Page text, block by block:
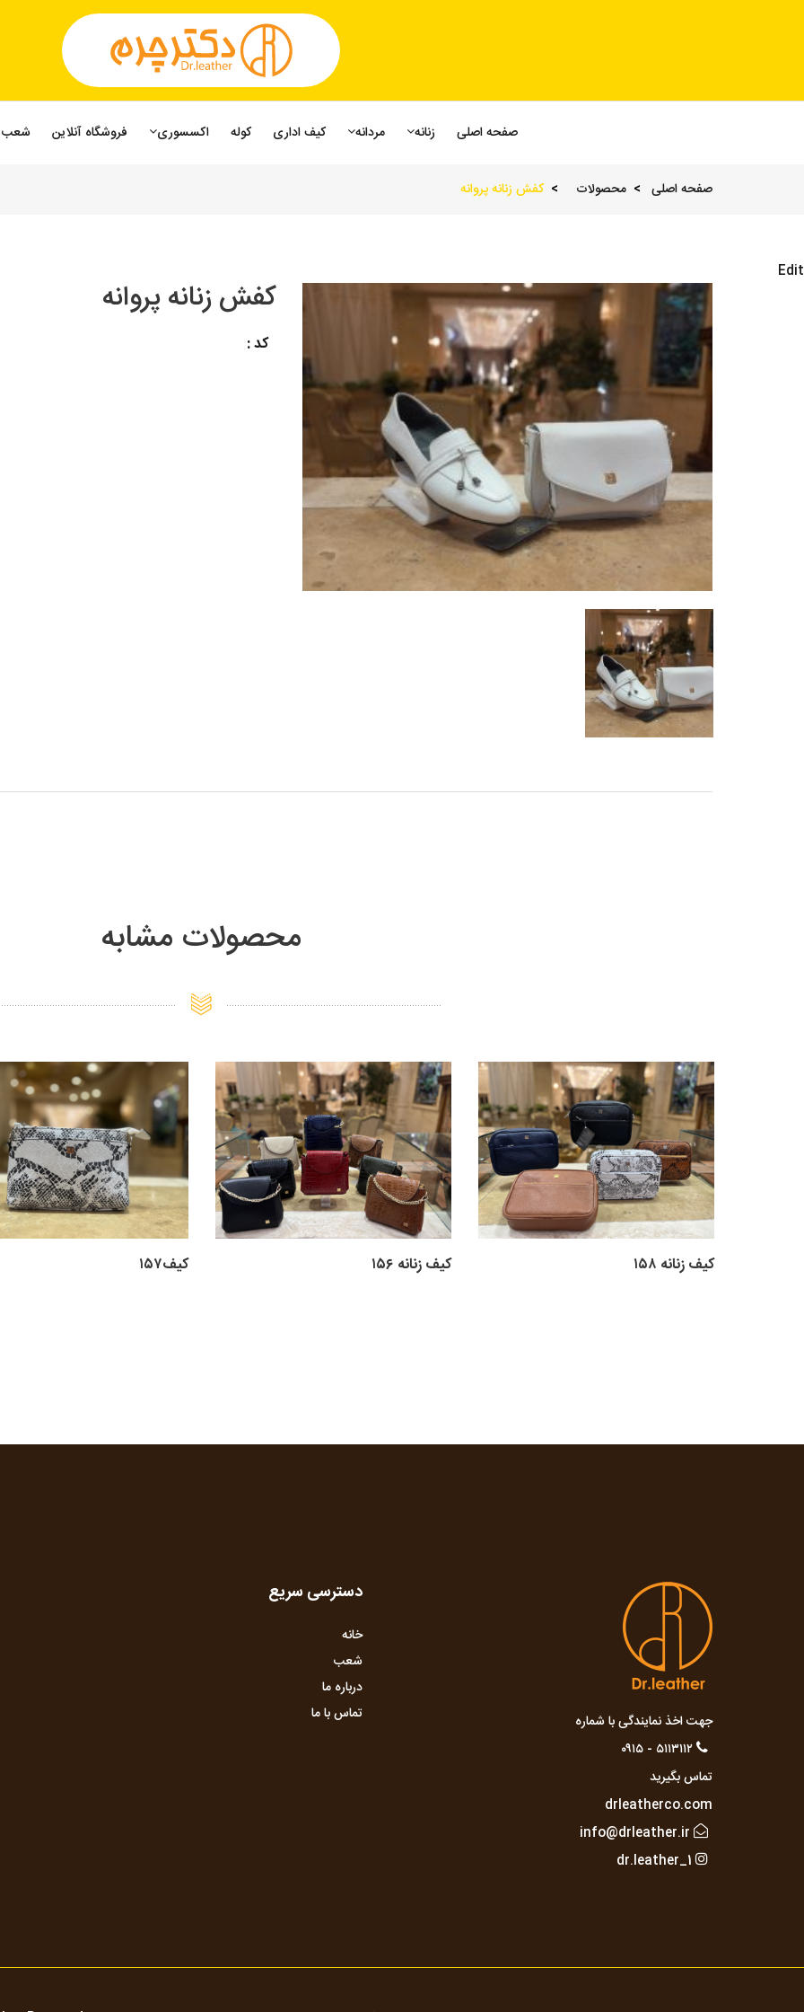
صفحه اصلی زنانه مردانه کیف اداری کوله اکسسوری فروشگاه آنلاین شعب
صفحه اصلی محصولات کفش زنانه پروانه
Edit
کفش زنانه پروانه
کد :
محصولات مشابه
کیف۱۵۷ کیف زنانه ۱۵۶ کیف زنانه ۱۵۸
جهت اخذ نمایندگی با شماره
۵۱۱۳۱۱۲ - ۰۹۱۵
تماس بگیرید
drleatherco.com
info@drleather.ir
dr.leather_1
دسترسی سریع
خانه
شعب
درباره ما
تماس با ما